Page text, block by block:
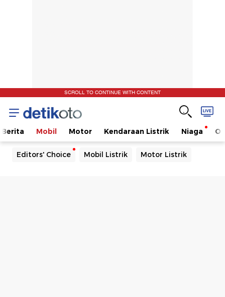
SCROLL TO CONTINUE WITH CONTENT
Berita Mobil Motor Kendaraan Listrik Niaga
Editors' Choice Mobil Listrik Motor Listrik